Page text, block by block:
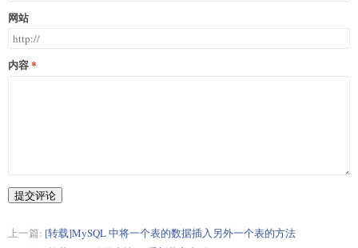
网站
内容
提交评论
上一篇: [转载]MySQL 中将一个表的数据插入另外一个表的方法